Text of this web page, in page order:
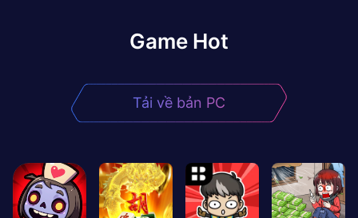
Game Hot
Tải về bản PC